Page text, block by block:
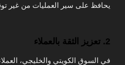
يحافظ على سير العمليات من غير
2. تعزيز الثقة بالعملاء
في السوق الكويتي والخليجي،